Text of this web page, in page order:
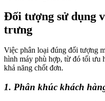
Đối tượng sử dụng
trưng
Việc phân loại đúng đối tượng
hình máy phù hợp, từ đó tối ưu
khả năng chốt đơn.
1. Phân khúc khách